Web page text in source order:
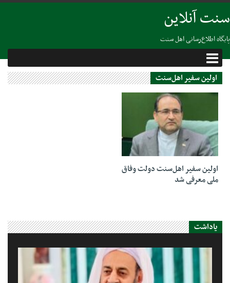
سنت آنلاین
پایگاه اطلاع‌رسانی اهل سنت
اولین سفیر اهل‌سنت
07 اکتبر 2025
اولین سفیر اهل‌سنت دولت وفاق
ملی معرفی شد
یاداشت